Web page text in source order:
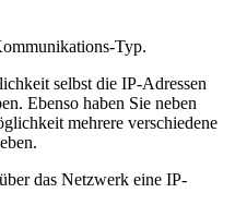
Typ.
selbst die IP-Adressen
Ebenso haben Sie neben
mehrere verschiedene
das Netzwerk eine IP-